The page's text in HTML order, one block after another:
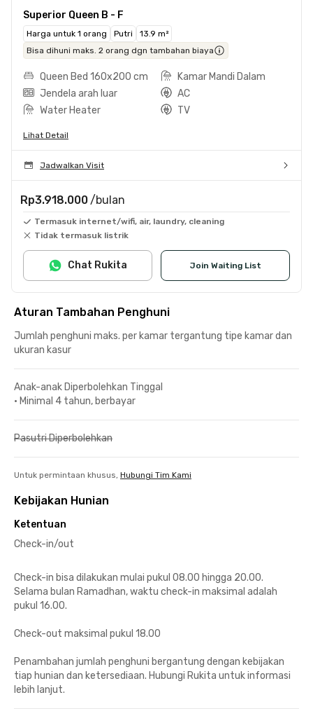
Superior Queen B - F
Harga untuk 1 orang Putri
13.9 m²
Bisa dihuni maks. 2 orang dgn tambahan biaya
Queen Bed 160x200 cm
Kamar Mandi Dalam
Jendela arah luar
AC
Water Heater
TV
Lihat Detail
Jadwalkan Visit
Rp3.918.000 /bulan
Termasuk internet/wifi, air, laundry, cleaning
Tidak termasuk listrik
Join Waiting List
Chat Rukita
Aturan Tambahan Penghuni
Jumlah penghuni maks. per kamar tergantung tipe kamar dan
ukuran kasur
Anak-anak Diperbolehkan Tinggal
• Minimal 4 tahun, berbayar
Pasutri Diperbolehkan
Untuk permintaan khusus, Hubungi Tim Kami
Kebijakan Hunian
Ketentuan
Check-in/out
Check-in bisa dilakukan mulai pukul 08.00 hingga 20.00.
Selama bulan Ramadhan, waktu check-in maksimal adalah
pukul 16.00.
Check-out maksimal pukul 18.00
Penambahan jumlah penghuni bergantung dengan kebijakan
tiap hunian dan ketersediaan. Hubungi Rukita untuk informasi
lebih lanjut.